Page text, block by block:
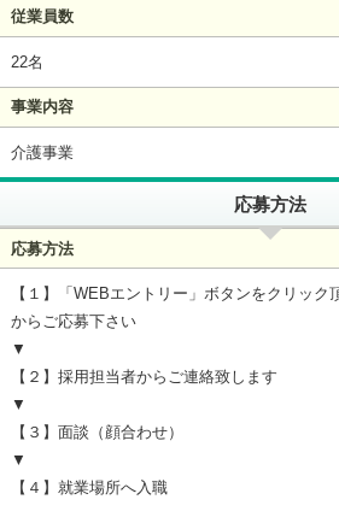
従業員数
22名
事業内容
介護事業
応募方法
応募方法
【１】「WEBエントリー」ボタンをクリック
からご応募下さい
▼
【２】採用担当者からご連絡致します
▼
【３】面談（顔合わせ）
▼
【４】就業場所へ入職